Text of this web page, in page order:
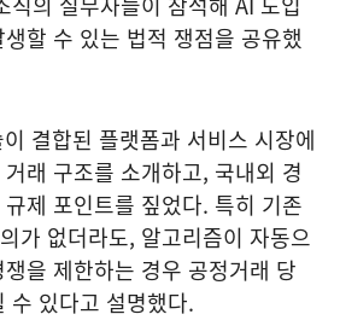
할 수 있는 법적 쟁점을 공유했
결합된 플랫폼과 서비스 시장에
래 구조를 소개하고, 국내외 경
제 포인트를 짚었다. 특히 기존
가 없더라도, 알고리즘이 자동으
을 제한하는 경우 공정거래 당
수 있다고 설명했다.